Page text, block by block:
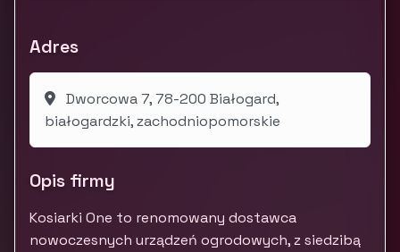
Adres
Dworcowa 7, 78-200 Białogard,
białogardzki, zachodniopomorskie
Opis firmy
Kosiarki One to renomowany dostawca
nowoczesnych urządzeń ogrodowych, z siedzibą